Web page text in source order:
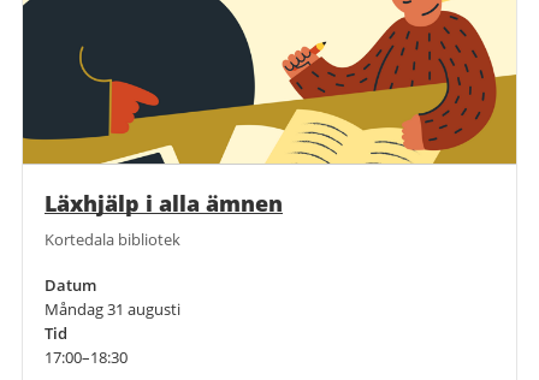
Läxhjälp i alla ämnen
Kortedala bibliotek
Datum
Måndag 31 augusti
Tid
17:00–18:30